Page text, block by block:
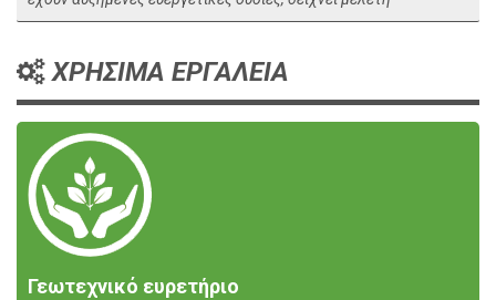
ΧΡΗΣΙΜΑ ΕΡΓΑΛΕΙΑ
Γεωτεχνικό ευρετήριο